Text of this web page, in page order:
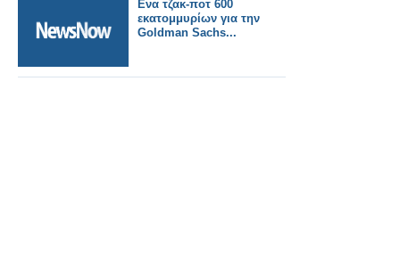
Ενα τζακ-ποτ 600
εκατομμυρίων για την
Goldman Sachs...